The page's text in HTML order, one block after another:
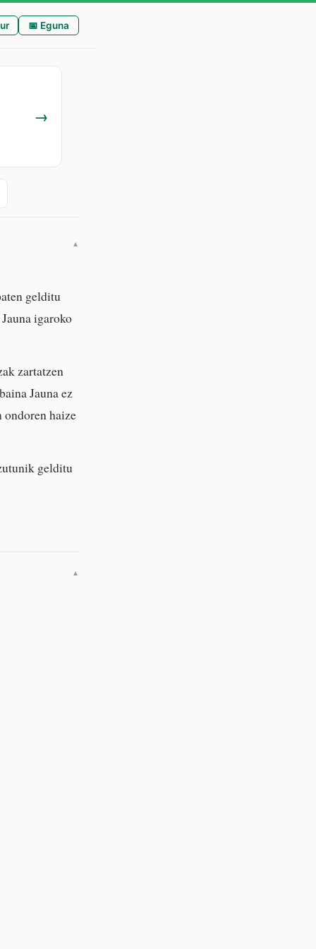
📅 Eguna
→
▼
gelditu
igaroko
zartatzen
Jauna ez
ondoren haize
gelditu
▼